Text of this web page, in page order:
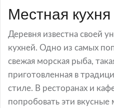
Местная кухня
Деревня известна своей
кухней. Одно из самых
свежая морская рыба,
приготовленная в
стиле. В ресторанах и
попробовать эти